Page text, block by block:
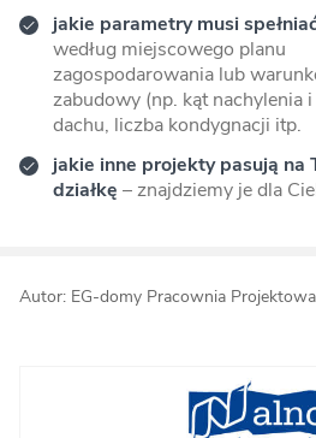
jakie parametry musi
według miejscowego planu
zagospodarowania lub
zabudowy (np. kąt nachylenia
dachu, liczba kondygnacji itp.
jakie inne projekty pasują na
działkę – znajdziemy je dla
Autor: EG-domy Pracownia